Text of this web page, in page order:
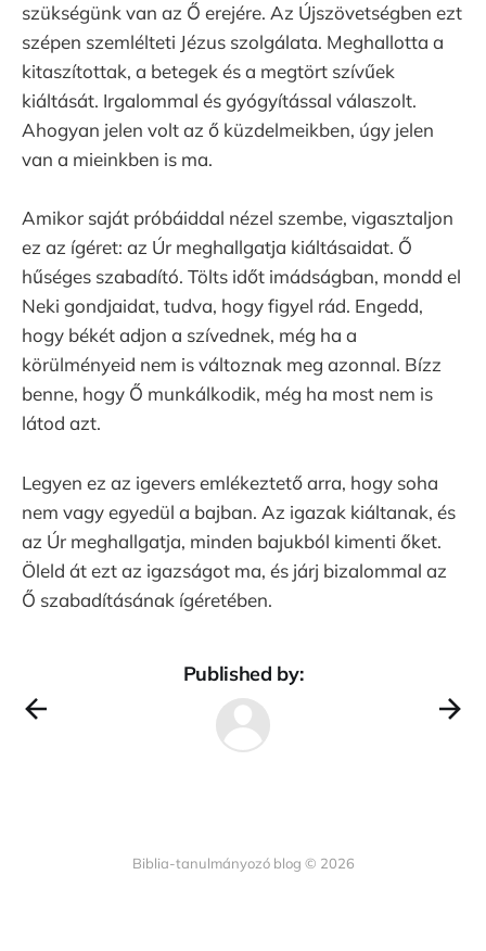
szükségünk van az Ő erejére. Az Újszövetségben ezt
szépen szemlélteti Jézus szolgálata. Meghallotta a
kitaszítottak, a betegek és a megtört szívűek
kiáltását. Irgalommal és gyógyítással válaszolt.
Ahogyan jelen volt az ő küzdelmeikben, úgy jelen
van a mieinkben is ma.
Amikor saját próbáiddal nézel szembe, vigasztaljon
ez az ígéret: az Úr meghallgatja kiáltásaidat. Ő
hűséges szabadító. Tölts időt imádságban, mondd el
Neki gondjaidat, tudva, hogy figyel rád. Engedd,
hogy békét adjon a szívednek, még ha a
körülményeid nem is változnak meg azonnal. Bízz
benne, hogy Ő munkálkodik, még ha most nem is
látod azt.
Legyen ez az igevers emlékeztető arra, hogy soha
nem vagy egyedül a bajban. Az igazak kiáltanak, és
az Úr meghallgatja, minden bajukból kimenti őket.
Öleld át ezt az igazságot ma, és járj bizalommal az
Ő szabadításának ígéretében.
Published by:
Biblia-tanulmányozó blog © 2026